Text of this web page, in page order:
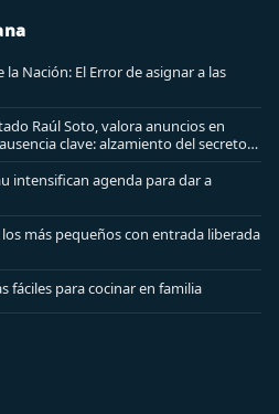
Nación: El Error de asignar a las
Raúl Soto, valora anuncios en
clave: alzamiento del secreto
intensifican agenda para dar a
más pequeños con entrada liberada
fáciles para cocinar en familia